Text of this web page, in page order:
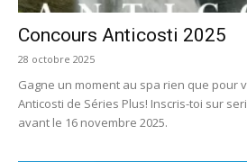
Concours Anticosti 2025
28 octobre 2025
Gagne un moment au spa rien que pour
Anticosti de Séries Plus! Inscris-toi sur
avant le 16 novembre 2025.